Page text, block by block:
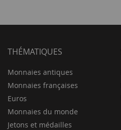
THÉMATIQUES
Monnaies antiques
Monnaies françaises
Euros
Monnaies du monde
Jetons et médailles